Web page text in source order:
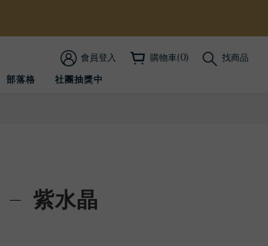
會員登入
購物車(0)
找商品
部落格 社團抽獎中
– 紫水晶